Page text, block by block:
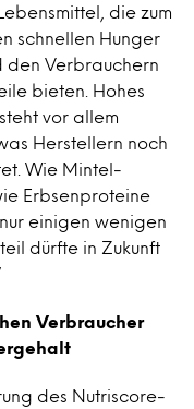
die zum
schnellen Hunger
den Verbrauchern
bieten. Hohes
vor allem
Herstellern noch
Wie Mintel-
Erbsenproteine
einigen wenigen
dürfte in Zukunft
Verbraucher
des Nutriscore-